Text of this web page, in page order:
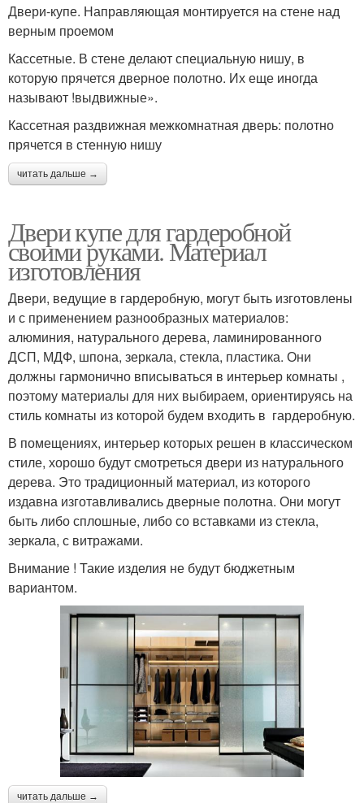
Двери-купе. Направляющая монтируется на стене над
верным проемом
Кассетные. В стене делают специальную нишу, в
которую прячется дверное полотно. Их еще иногда
называют !выдвижные».
Кассетная раздвижная межкомнатная дверь: полотно
прячется в стенную нишу
читать дальше →
Двери купе для гардеробной
своими руками. Материал
изготовления
Двери, ведущие в гардеробную, могут быть изготовлены
и с применением разнообразных материалов:
алюминия, натурального дерева, ламинированного
ДСП, МДФ, шпона, зеркала, стекла, пластика. Они
должны гармонично вписываться в интерьер комнаты ,
поэтому материалы для них выбираем, ориентируясь на
стиль комнаты из которой будем входить в гардеробную.
В помещениях, интерьер которых решен в классическом
стиле, хорошо будут смотреться двери из натурального
дерева. Это традиционный материал, из которого
издавна изготавливались дверные полотна. Они могут
быть либо сплошные, либо со вставками из стекла,
зеркала, с витражами.
Внимание ! Такие изделия не будут бюджетным
вариантом.
читать дальше →